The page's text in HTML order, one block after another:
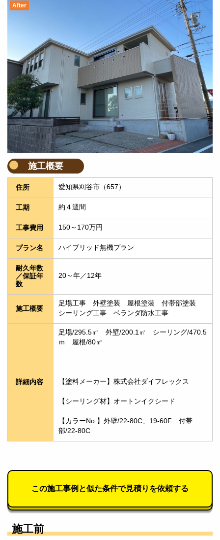
After
施工概要
住所 愛知県刈谷市（657）
工期 約４週間
工事費用 150～170万円
プラン名 ハイブリッド無機プラン
耐久年数
／保証年
数
20～年／12年
施工概要
足場工事　外壁塗装　屋根塗装　付帯部塗装
シーリング工事　ベランダ防水工事
詳細内容
足場/295.5㎡　外壁/200.1㎡　シーリング/470.5
ｍ　屋根/80㎡
【塗料メーカー】株式会社ダイフレックス
【シーリング材】オートンイクシード
【カラーNo.】外壁/22-80C、19-60F　付帯
部/22-80C
この施工事例と似た条件で見積りを依頼する
施工前